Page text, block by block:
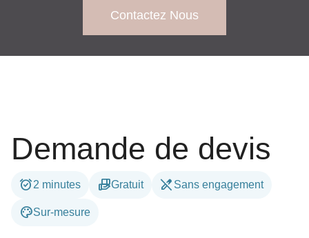
Contactez Nous
Demande de devis
alarm_on2 minutes hand_packageGratuit edit_off Sans engagement
paletteSur-mesure